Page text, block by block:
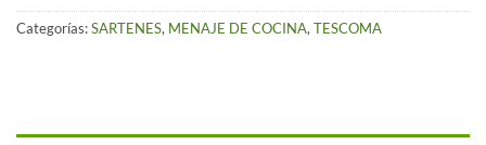
Categorías:SARTENES, MENAJE DE COCINA, TESCOMA